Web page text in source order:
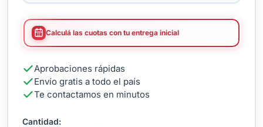
Calculá las cuotas con tu entrega inicial
Aprobaciones rápidas
Envío gratis a todo el país
Te contactamos en minutos
Cantidad: